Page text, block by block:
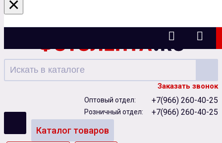
Ижевск
Заказать звонок
Оптовый отдел: +7(966) 260-40-25
Розничный отдел: +7(966) 260-40-25
Каталог товаров
×